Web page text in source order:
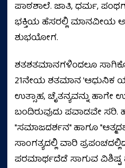
ಪಾಠಶಾಲೆ. ಜಾತಿ, ಧರ್ಮ,
ಭಕ್ತಿಯ ಹೆಸರಲ್ಲಿ ಮಾನವೀಯ
ಶುಭಯೋಗ.
ಶತಶತಮಾನಗಳಿಂದಲೂ
21ನೇಯ ಶತಮಾನ 'ಆಧುನಿಕ
ಉತ್ಸಾಹ, ಚೈತನ್ಯವನ್ನು ಹಾಗೇ
ಬಂದಿರುವುದು ಪವಾಡವೇ ಸರಿ.
"ಸಮಾಜದರ್ಶನ" ಹಾಗೂ
ಸಾಂಗತ್ಯದಲ್ಲಿ ವಾರಿ
ಪರಮಾರ್ಥದೆಡೆ ಸಾಗುವ ವಿಶಿಷ್ಟ